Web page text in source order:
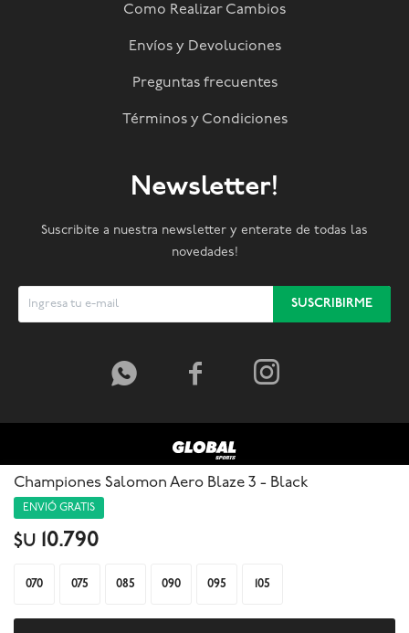
Championes Salomon Aero Blaze 3 - Black
ENVIÓ GRATIS
$U 10.790
070 075 085 090 095 105
Como Realizar Cambios
Envíos y Devoluciones
Preguntas frecuentes
Términos y Condiciones
Newsletter!
Suscribite a nuestra newsletter y enterate de todas las
novedades!
SUSCRIBIRME
  